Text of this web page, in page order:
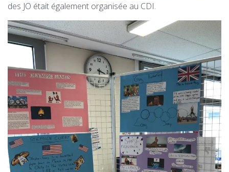
des JO était également organisée au CDI.